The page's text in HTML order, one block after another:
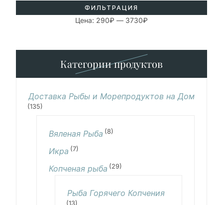
ФИЛЬТРАЦИЯ
Цена: 290₽ — 3730₽
Категории продуктов
Доставка Рыбы и Морепродуктов на Дом
(135)
Вяленая Рыба (8)
Икра (7)
Копченая рыба (29)
Рыба Горячего Копчения
(13)